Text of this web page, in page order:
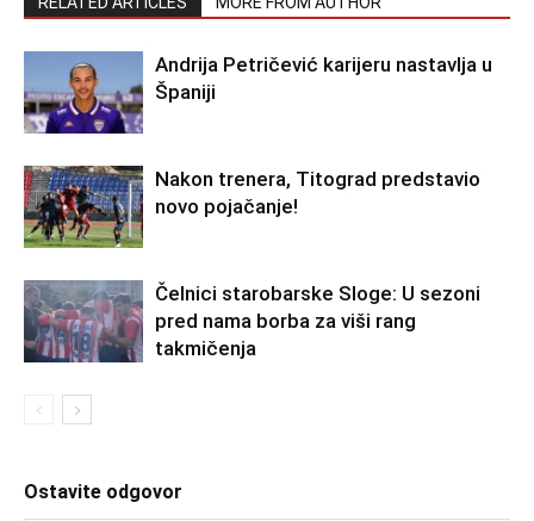
Andrija Petričević karijeru nastavlja u
Španiji
Nakon trenera, Titograd predstavio
novo pojačanje!
Čelnici starobarske Sloge: U sezoni
pred nama borba za viši rang
takmičenja
Ostavite odgovor